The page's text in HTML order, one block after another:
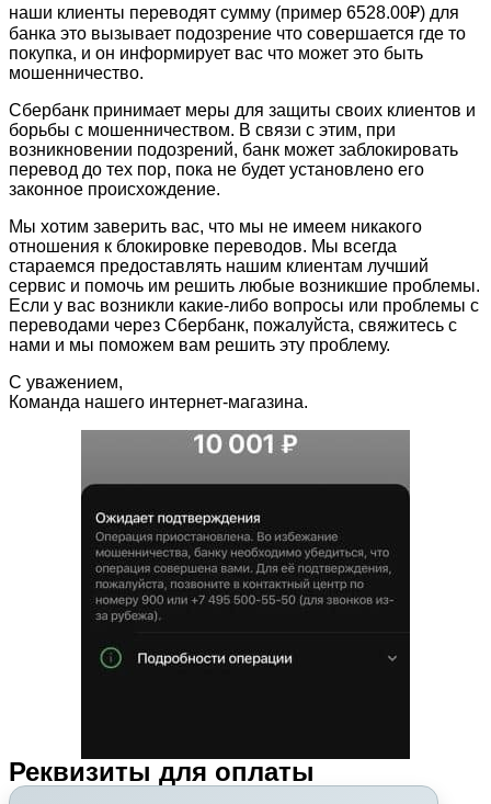
наши клиенты переводят сумму (пример 6528.00₽) для
банка это вызывает подозрение что совершается где то
покупка, и он информирует вас что может это быть
мошенничество.
Сбербанк принимает меры для защиты своих клиентов и
борьбы с мошенничеством. В связи с этим, при
возникновении подозрений, банк может заблокировать
перевод до тех пор, пока не будет установлено его
законное происхождение.
Мы хотим заверить вас, что мы не имеем никакого
отношения к блокировке переводов. Мы всегда
стараемся предоставлять нашим клиентам лучший
сервис и помочь им решить любые возникшие проблемы.
Если у вас возникли какие-либо вопросы или проблемы с
переводами через Сбербанк, пожалуйста, свяжитесь с
нами и мы поможем вам решить эту проблему.
С уважением,
Команда нашего интернет-магазина.
Реквизиты для оплаты